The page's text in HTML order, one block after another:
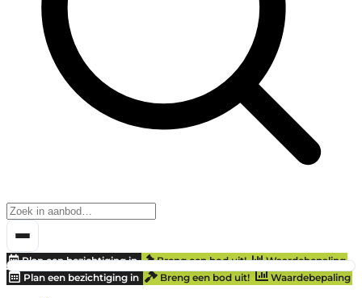
Plan een bezichtiging in Breng een bod uit!
Waardebepaling
Plan een bezichtiging in
Breng een bod uit! Waardebepaling